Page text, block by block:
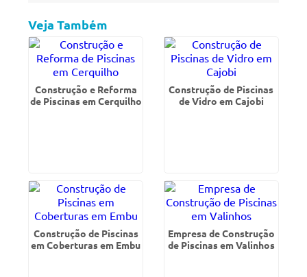
Veja Também
Construção e Reforma
de Piscinas em Cerquilho
Construção de Piscinas
de Vidro em Cajobi
Construção de Piscinas
em Coberturas em Embu
Empresa de Construção
de Piscinas em Valinhos